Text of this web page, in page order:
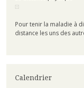
Pour tenir la maladie à
distance les uns des
Calendrier